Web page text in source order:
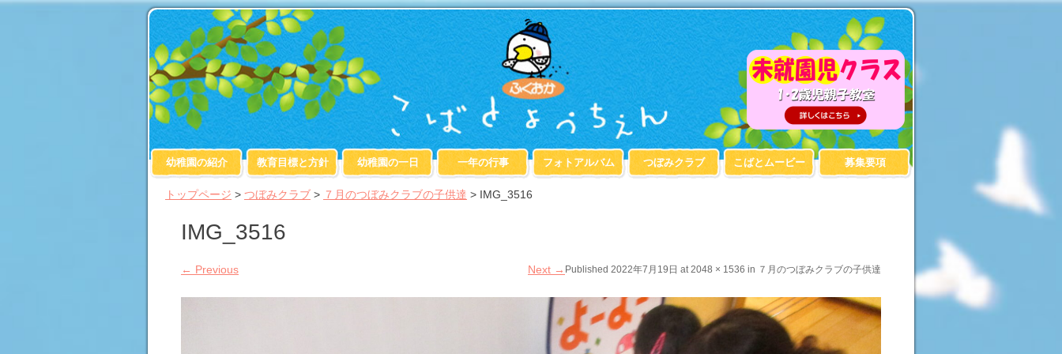
幼稚園の紹介 教育目標と方針 幼稚園の一日 一年の行事 フォトアルバム つぼみクラブ こばとムービー 募集要項
トップページ > つぼみクラブ > ７月のつぼみクラブの子供達 > IMG_3516
IMG_3516
Published 2022年7月19日 at2048 × 1536 in ７月のつぼみクラブの子供達
← Previous Next →